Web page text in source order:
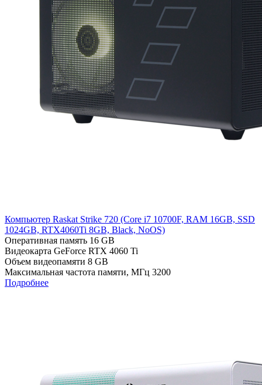
Компьютер Raskat Strike 720 (Cоre i7 10700F, RAM 16GB, SSD
1024GB, RTX4060Ti 8GB, Black, NoOS)
Оперативная память 16 GB
Видеокарта GeForce RTX 4060 Ti
Объем видеопамяти 8 GB
Максимальная частота памяти, МГц 3200
Подробнее